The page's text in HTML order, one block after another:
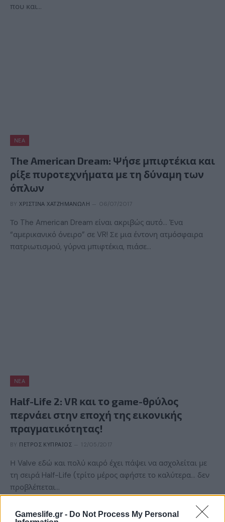
Gameslife.gr - Do Not Process My Personal
που και…
ΝΈΑ
The American Dream: Ψήσε μπιφτέκια και
ρίξε πυροτεχνήματα με τη δύναμη των
όπλων
BY ΧΡΙΣΤΊΝΑ ΧΑΤΖΗΜΑΝΏΛΗ 06/07/2017
Το The American Dream είναι ακριβώς αυτό… Ένα
“αμερικανικό όνειρο” σε VR! Σε μια έντονη ατμόσφαιρα
πατριωτισμού, γύρνα μπιφτέκια, πιάσε…
ΝΈΑ
Half-Life 2: VR και το game-θρύλος
περνάει στην εποχή της εικονικής
πραγματικότητας!
BY ΠΈΤΡΟΣ ΚΥΠΡΑΊΟΣ 12/05/2017
Η Valve εδώ και πολύ καιρό έχει πάψει να ασχολείται με
τη σειρά Half-Life (τρίτο μέρος αφήστε το καλύτερα… δεν
προβλέπεται…